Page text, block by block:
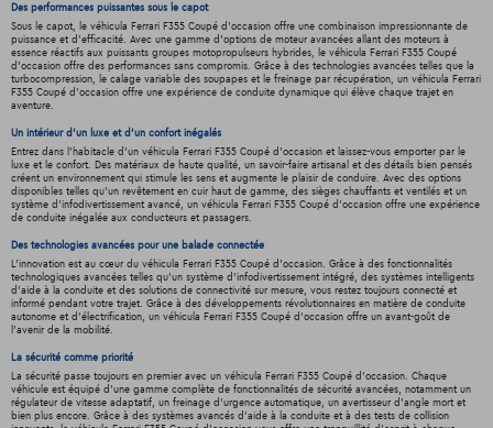
Des performances puissantes sous le capot
Sous le capot, le véhicula Ferrari F355 Coupé d'occasion offre une combinaison impressionnante de
puissance et d'efficacité. Avec une gamme d'options de moteur avancées allant des moteurs à
essence réactifs aux puissants groupes motopropulseurs hybrides, le véhicula Ferrari F355 Coupé
d'occasion offre des performances sans compromis. Grâce à des technologies avancées telles que la
turbocompression, le calage variable des soupapes et le freinage par récupération, un véhicula Ferrari
F355 Coupé d'occasion offre une expérience de conduite dynamique qui élève chaque trajet en
aventure.
Un intérieur d’un luxe et d’un confort inégalés
Entrez dans l'habitacle d'un véhicula Ferrari F355 Coupé d'occasion et laissez-vous emporter par le
luxe et le confort. Des matériaux de haute qualité, un savoir-faire artisanal et des détails bien pensés
créent un environnement qui stimule les sens et augmente le plaisir de conduire. Avec des options
disponibles telles qu'un revêtement en cuir haut de gamme, des sièges chauffants et ventilés et un
système d'infodivertissement avancé, un véhicula Ferrari F355 Coupé d'occasion offre une expérience
de conduite inégalée aux conducteurs et passagers.
Des technologies avancées pour une balade connectée
L'innovation est au cœur du véhicula Ferrari F355 Coupé d'occasion. Grâce à des fonctionnalités
technologiques avancées telles qu'un système d'infodivertissement intégré, des systèmes intelligents
d'aide à la conduite et des solutions de connectivité sur mesure, vous restez toujours connecté et
informé pendant votre trajet. Grâce à des développements révolutionnaires en matière de conduite
autonome et d'électrification, un véhicula Ferrari F355 Coupé d'occasion offre un avant-goût de
l'avenir de la mobilité.
La sécurité comme priorité
La sécurité passe toujours en premier avec un véhicula Ferrari F355 Coupé d'occasion. Chaque
véhicule est équipé d'une gamme complète de fonctionnalités de sécurité avancées, notamment un
régulateur de vitesse adaptatif, un freinage d'urgence automatique, un avertisseur d'angle mort et
bien plus encore. Grâce à des systèmes avancés d'aide à la conduite et à des tests de collision